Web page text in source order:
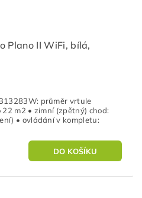
Plano II WiFi, bílá,
průměr vrtule
m2 • zimní (zpětný) chod:
• ovládání v kompletu: